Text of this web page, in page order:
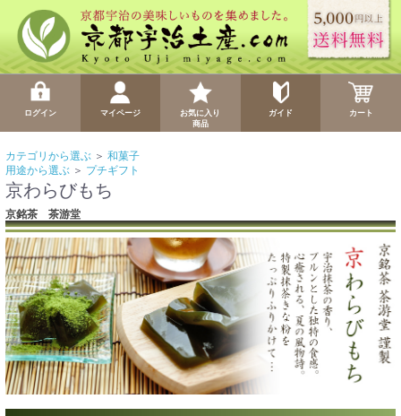
ログイン マイページ
お気に入り
商品
ガイド カート
カテゴリから選ぶ ＞ 和菓子
用途から選ぶ ＞ プチギフト
京わらびもち
京銘茶 茶游堂